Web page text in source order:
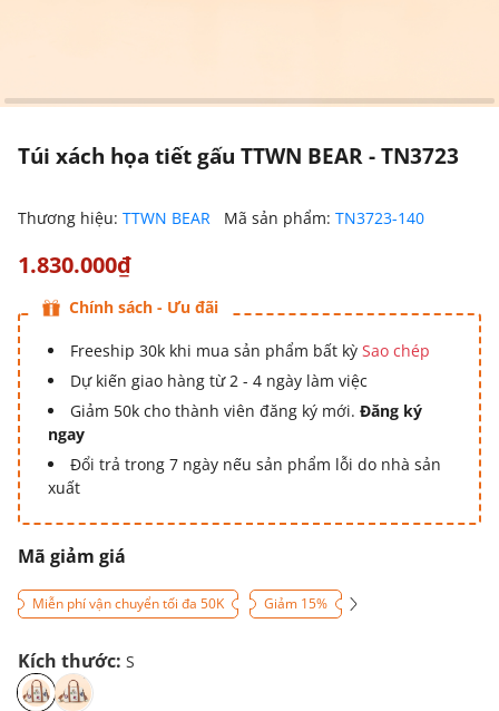
Túi xách họa tiết gấu TTWN BEAR - TN3723
Thương hiệu: TTWN BEAR Mã sản phẩm: TN3723-140
1.830.000₫
Chính sách - Ưu đãi
Freeship 30k khi mua sản phẩm bất kỳ Sao chép
Dự kiến giao hàng từ 2 - 4 ngày làm việc
Giảm 50k cho thành viên đăng ký mới. Đăng ký
ngay
Đổi trả trong 7 ngày nếu sản phẩm lỗi do nhà sản
xuất
Mã giảm giá
Miễn phí vận chuyển tối đa 50K Giảm 15%
Kích thước: S